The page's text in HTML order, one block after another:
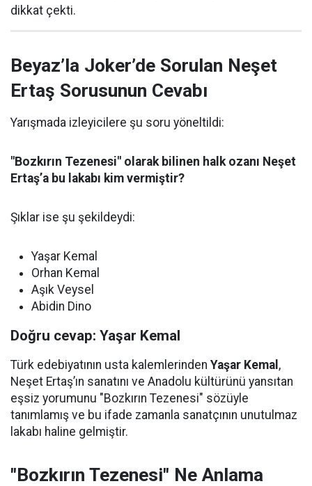
dikkat çekti.
Beyaz’la Joker’de Sorulan Neşet
Ertaş Sorusunun Cevabı
Yarışmada izleyicilere şu soru yöneltildi:
"Bozkırın Tezenesi" olarak bilinen halk ozanı Neşet
Ertaş’a bu lakabı kim vermiştir?
Şıklar ise şu şekildeydi:
Yaşar Kemal
Orhan Kemal
Aşık Veysel
Abidin Dino
Doğru cevap: Yaşar Kemal
Türk edebiyatının usta kalemlerinden Yaşar Kemal ,
Neşet Ertaş’ın sanatını ve Anadolu kültürünü yansıtan
eşsiz yorumunu "Bozkırın Tezenesi" sözüyle
tanımlamış ve bu ifade zamanla sanatçının unutulmaz
lakabı haline gelmiştir.
"Bozkırın Tezenesi" Ne Anlama